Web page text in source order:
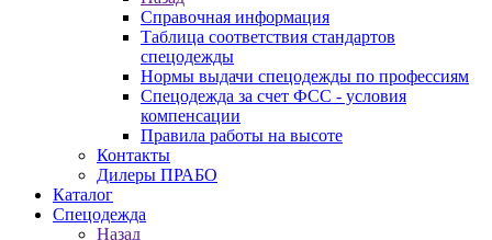
Справочная информация
Таблица соответствия стандартов
спецодежды
Нормы выдачи спецодежды по профессиям
Спецодежда за счет ФСС - условия
компенсации
Правила работы на высоте
Контакты
Дилеры ПРАБО
Каталог
Спецодежда
Назад